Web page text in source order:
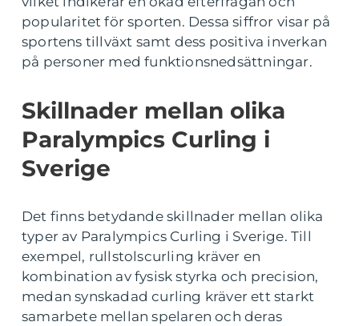
popularitet för sporten. Dessa siffror visar på
sportens tillväxt samt dess positiva inverkan
på personer med funktionsnedsättningar.
Skillnader mellan olika
Paralympics Curling i
Sverige
Det finns betydande skillnader mellan olika
typer av Paralympics Curling i Sverige. Till
exempel, rullstolscurling kräver en
kombination av fysisk styrka och precision,
medan synskadad curling kräver ett starkt
samarbete mellan spelaren och deras